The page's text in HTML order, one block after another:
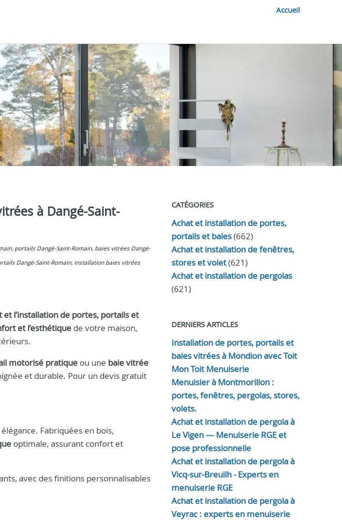
Accueil
à Dangé-Saint-
portails Dangé-Saint-Romain, baies vitrées Dangé-
Dangé-Saint-Romain, installation baies vitrées
et l’installation de portes, portails et
et l’esthétique de votre maison,
motorisé pratique ou une baie vitrée
et durable. Pour un devis gratuit
Fabriquées en bois,
optimale, assurant confort et
avec des finitions personnalisables
CATÉGORIES
Achat et installation de portes,
portails et baies(662)
Achat et installation de fenêtres,
stores et volet(621)
Achat et installation de pergolas
(621)
DERNIERS ARTICLES
Installation de portes, portails et
baies vitrées à Mondion avec Toit
Mon Toit Menuiserie
Menuisier à Montmorillon :
portes, fenêtres, pergolas, stores,
volets.
Achat et installation de pergola à
Le Vigen — Menuiserie RGE et
pose professionnelle
Achat et installation de pergola à
Vicq-sur-Breuilh - Experts en
menuiserie RGE
Achat et installation de pergola à
Veyrac : experts en menuiserie